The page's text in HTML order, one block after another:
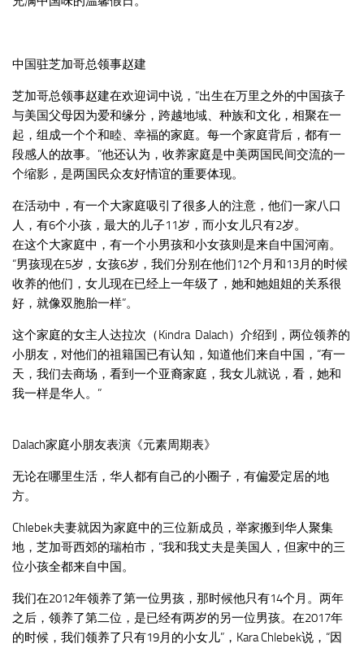
中国驻芝加哥总领事赵建
芝加哥总领事赵建在欢迎词中说，“出生在万里之外的中国孩子
与美国父母因为爱和缘分，跨越地域、种族和文化，相聚在一
起，组成一个个和睦、幸福的家庭。每一个家庭背后，都有一
段感人的故事。”他还认为，收养家庭是中美两国民间交流的一
个缩影，是两国民众友好情谊的重要体现。
在活动中，有一个大家庭吸引了很多人的注意，他们一家八口
人，有6个小孩，最大的儿子11岁，而小女儿只有2岁。
在这个大家庭中，有一个小男孩和小女孩则是来自中国河南。
“男孩现在5岁，女孩6岁，我们分别在他们12个月和13月的时候
收养的他们，女儿现在已经上一年级了，她和她姐姐的关系很
好，就像双胞胎一样”。
这个家庭的女主人达拉次（Kindra Dalach）介绍到，两位领养的
小朋友，对他们的祖籍国已有认知，知道他们来自中国，“有一
天，我们去商场，看到一个亚裔家庭，我女儿就说，看，她和
我一样是华人。”
Dalach家庭小朋友表演《元素周期表》
无论在哪里生活，华人都有自己的小圈子，有偏爱定居的地
方。
Chlebek夫妻就因为家庭中的三位新成员，举家搬到华人聚集
地，芝加哥西郊的瑞柏市，“我和我丈夫是美国人，但家中的三
位小孩全都来自中国。
我们在2012年领养了第一位男孩，那时候他只有14个月。两年
之后，领养了第二位，是已经有两岁的另一位男孩。在2017年
的时候，我们领养了只有19月的小女儿”，Kara Chlebek说，“因